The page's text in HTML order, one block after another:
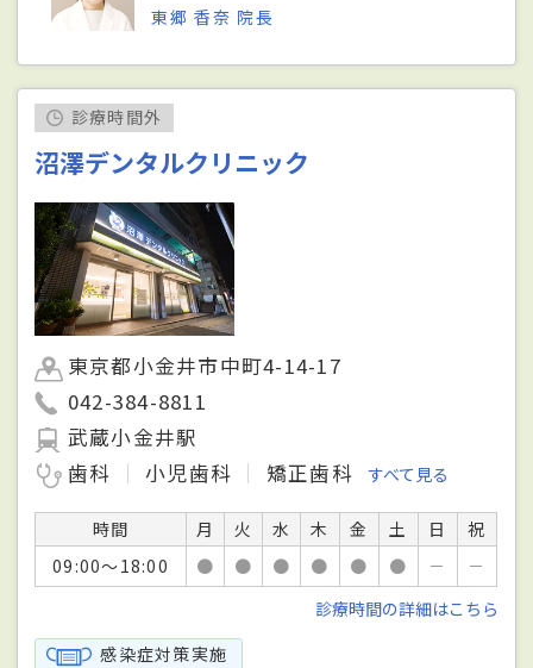
東郷 香奈 院長
診療時間外
沼澤デンタルクリニック
東京都小金井市中町4-14-17
042-384-8811
武蔵小金井駅
歯科
小児歯科 矯正歯科 すべて見る
時間 月 火 水 木 金 土 日
祝
09:00～18:00
● ● ● ● ● ● －
－
診療時間の詳細はこちら
感染症対策実施